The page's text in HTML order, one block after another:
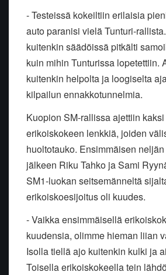
- Testeissä kokeiltiin erilaisia
auto paranisi vielä Tunturi-
kuitenkin säädöissä pitkälti
kuin mihin Tunturissa lopetettiin.
kuitenkin helpolta ja loogiselta
kilpailun ennakkotunnelmia.
Kuopion SM-rallissa ajettiin
erikoiskokeen lenkkiä, joiden
huoltotauko. Ensimmäisen
jälkeen Riku Tahko ja Sami
SM1-luokan seitsemänneltä
erikoiskoesijoitus oli kuudes.
- Vaikka ensimmäisellä
kuudensia, olimme hieman liian
Isolla tiellä ajo kuitenkin kulki ja
Toisella erikoiskokeella tein